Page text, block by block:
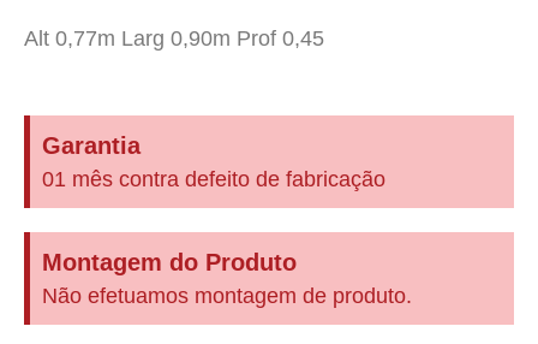
Alt 0,77m Larg 0,90m Prof 0,45
Garantia
01 mês contra defeito de fabricação
Montagem do Produto
Não efetuamos montagem de produto.